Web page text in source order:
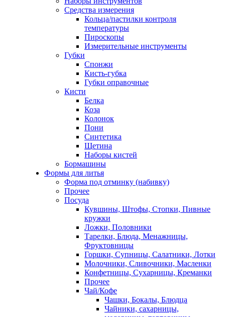
Средства измерения
Кольца/пастилки контроля
температуры
Пироскопы
Измерительные инструменты
Губки
Спонжи
Кисть-губка
Губки оправочные
Кисти
Белка
Коза
Колонок
Пони
Синтетика
Щетина
Наборы кистей
Бормашины
Формы для литья
Форма под отминку (набивку)
Прочее
Посуда
Кувшины, Штофы, Стопки, Пивные
кружки
Ложки, Половники
Тарелки, Блюда, Менажницы,
Фруктовницы
Горшки, Супницы, Салатники, Лотки
Молочники, Сливочники, Масленки
Конфетницы, Сухарницы, Креманки
Прочее
Чай/Кофе
Чашки, Бокалы, Блюдца
Чайники, сахарницы,